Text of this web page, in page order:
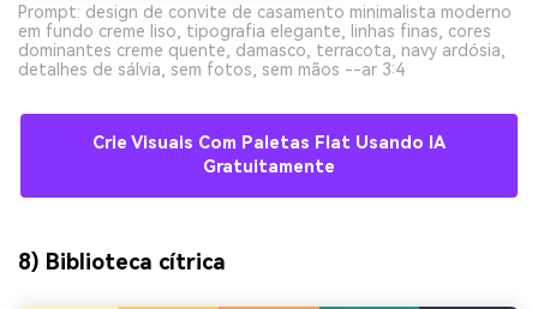
Prompt: design de convite de casamento minimalista moderno
em fundo creme liso, tipografia elegante, linhas finas, cores
dominantes creme quente, damasco, terracota, navy ardósia,
detalhes de sálvia, sem fotos, sem mãos --ar 3:4
Crie Visuais Com Paletas Flat Usando IA
Gratuitamente
8) Biblioteca cítrica